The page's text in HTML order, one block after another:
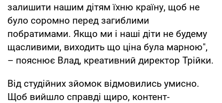
залишити нашим дітям їхню країну, щоб не
було соромно перед загиблими
побратимами. Якщо ми і наші діти не будему
щасливими, виходить що ціна була марною",
– пояснює Влад, креативний директор Трійки.
Від студійних зйомок відмовились умисно.
Щоб вийшло справді щиро, контент-